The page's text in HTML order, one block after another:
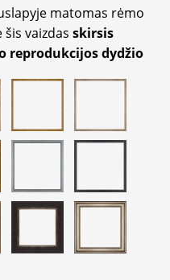
matomas rėmo
šis vaizdas skirsis
reprodukcijos dydžio